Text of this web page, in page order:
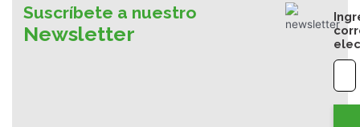
Suscríbete a nuestro
Newsletter